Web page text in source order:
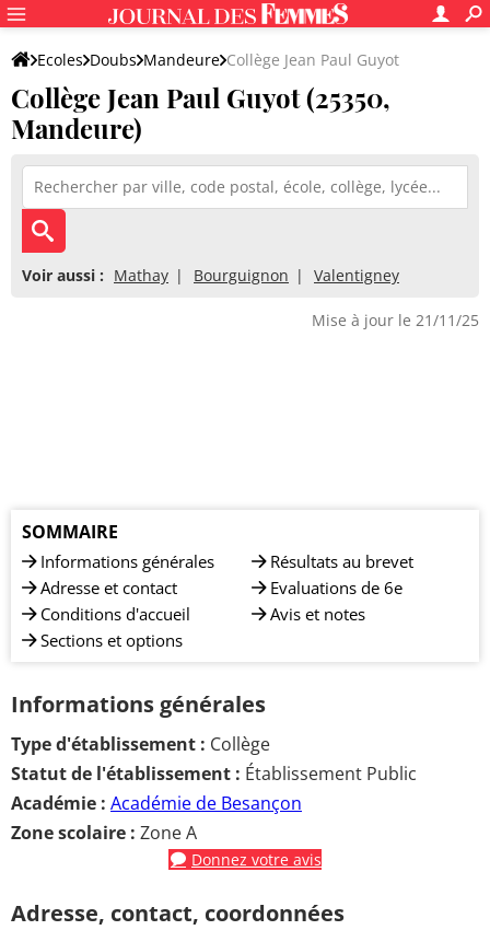
Ecoles Doubs Mandeure Collège Jean Paul Guyot
Collège Jean Paul Guyot (25350,
Mandeure)
Voir aussi : Mathay Bourguignon Valentigney
Mise à jour le 21/11/25
SOMMAIRE
Informations générales
Adresse et contact
Conditions d'accueil
Sections et options
Résultats au brevet
Evaluations de 6e
Avis et notes
Informations générales
Type d'établissement : Collège
Statut de l'établissement : Établissement Public
Académie : Académie de Besançon
Zone scolaire : Zone A
Donnez votre avis
Adresse, contact, coordonnées